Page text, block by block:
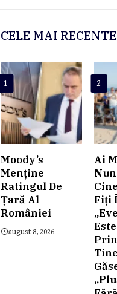
CELE MAI RECENTE
1
Moody’s
Menține
Ratingul De
Țară Al
României
august 8, 2026
2
Ai
Fiți